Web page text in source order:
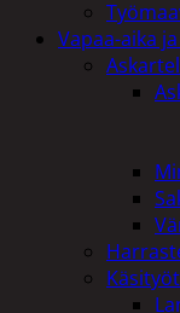
Vapaa-aika